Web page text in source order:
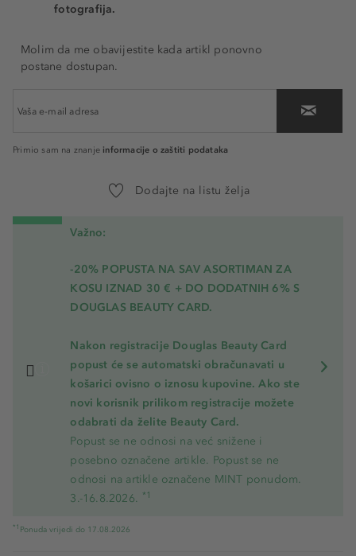
fotografija.
Molim da me obavijestite kada artikl ponovno
postane dostupan.
Primio sam na znanje informacije o zaštiti podataka
Dodajte na listu želja
Važno:
-20% POPUSTA NA SAV ASORTIMAN ZA
KOSU IZNAD 30 € + DO DODATNIH 6% S
DOUGLAS BEAUTY CARD.
Nakon registracije Douglas Beauty Card
popust će se automatski obračunavati u
košarici ovisno o iznosu kupovine. Ako ste
novi korisnik prilikom registracije možete
odabrati da želite Beauty Card.
Popust se ne odnosi na već snižene i
posebno označene artikle. Popust se ne
odnosi na artikle označene MINT ponudom.
3.-16.8.2026. *1
*1 Ponuda vrijedi do 17.08.2026